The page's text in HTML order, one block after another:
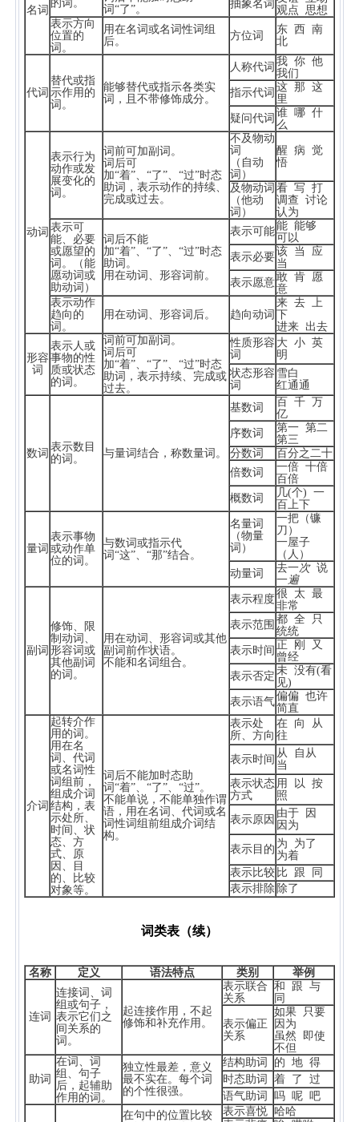
名词
的词。
词“了”。
抽象名词
观点 思想
表示方向
位置的
词。
用在名词或名词性词组
后。
方位词
东 西 南
北
代词
替代或指
示作用的
词。
能够替代或指示各类实
词，且不带修饰成分。
人称代词 我 你 他
我们
指示代词 这 那 这
里
疑问代词 谁 哪 什
么
动词
表示行为
动作或发
展变化的
词。
词前可加副词。
词后可
加“着”、“了”、“过”时态
助词，表示动作的持续、
完成或过去。
不及物动
词
（自动
词）
醒 病 觉
悟
及物动词
（他动
词）
看 写 打
调查 讨论
认为
表示可
能、必要
或愿望的
词。（能
愿动词或
助动词）
词后不能
加“着”、“了”、“过”时态
助词。
用在动词、形容词前。
表示可能能 能够
可以
表示必要该 当 应
当
表示愿意敢 肯 愿
意
表示动作
趋向的
词。
用在动词、形容词后。 趋向动词
来 去 上
下
进来 出去
形容
词
表示人或
事物的性
质或状态
的词。
词前可加副词。
词后可
加“着”、“了”、“过”时态
助词，表示持续、完成或
过去。
性质形容
词
大 小 英
明
状态形容
词
雪白
红通通
数词
表示数目
的词。
与量词结合，称数量词。
基数词
百 千 万
亿
序数词
第一 第二
第三
分数词
百分之二十
倍数词
一倍 十倍
百倍
概数词
几(个) 一
百上下
量词
表示事物
或动作单
位的词。
与数词或指示代
词“这”、“那”结合。
名量词
（物量
词）
一把（镰
刀）
一屋子
（人）
动量词
去一次说
一遍
副词
修饰、限
制动词、
形容词或
其他副词
的词。
用在动词、形容词或其他
副词前作状语。
不能和名词组合。
表示程度很 太 最
非常
表示范围 都 全 只
统统
表示时间 正 刚 又
曾经
表示否定 未 没有(看
见)
表示语气偏偏 也许
简直
介词
起转介作
用的词。
用在名
词、代词
或名词性
词组前，
组成介词
结构，表
示处所、
时间、状
态、方
式、原
因、目
的、比较
对象等。
词后不能加时态助
词“着”、“了”、“过”。
不能单说，不能单独作谓
语，用在名词、代词或名
词性词组前组成介词结
构。
表示处
所、方向
在 向 从
往
表示时间
从 自从
当
表示状态
方式
用 以 按
照
表示原因
由于 因
因为
表示目的 为 为了
为着
表示比较 比 跟 同
表示排除 除了
词类表（续）
名称 定义 语法特点 类别 举例
连词
连接词、词
组或句子，
表示它们之
间关系的
词。
起连接作用，不起
修饰和补充作用。
表示联合
关系
和 跟 与
同
表示偏正
关系
如果 只要
因为
虽然 即使
不但
助词
在词、词
组、句子
后，起辅助
作用的词。
独立性最差，意义
最不实在。每个词
的个性很强。
结构助词
的 地 得
时态助词
着 了 过
语气助词
吗 呢 吧
在句中的位置比较
表示喜悦 哈哈